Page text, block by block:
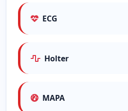
ECG
Holter
MAPA